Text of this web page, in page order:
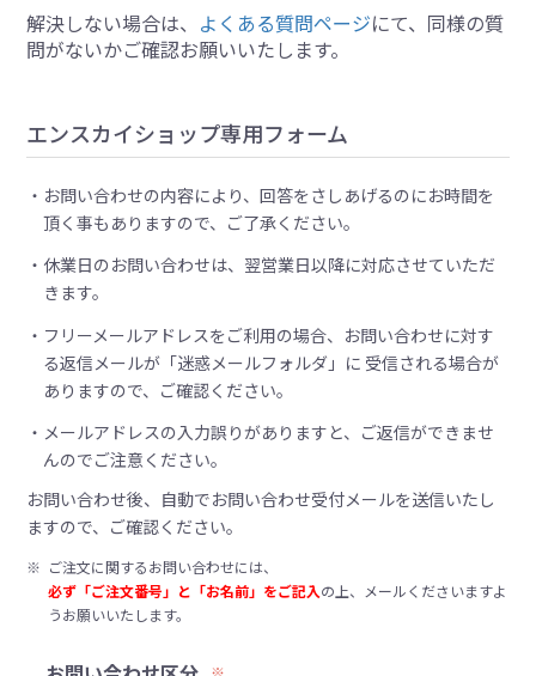
解決しない場合は、 よくある質問ページにて、同様の質
問がないかご確認お願いいたします。
エンスカイショップ専用フォーム
お問い合わせの内容により、回答をさしあげるのにお時間を
頂く事もありますので、ご了承ください。
休業日のお問い合わせは、翌営業日以降に対応させていただ
きます。
フリーメールアドレスをご利用の場合、お問い合わせに対す
る返信メールが「迷惑メールフォルダ」に 受信される場合が
ありますので、ご確認ください。
メールアドレスの入力誤りがありますと、ご返信ができませ
んのでご注意ください。
お問い合わせ後、自動でお問い合わせ受付メールを送信いたし
ますので、ご確認ください。
※ ご注文に関するお問い合わせには、
必ず「ご注文番号」と「お名前」をご記入の上、メールくださいますよ
うお願いいたします。